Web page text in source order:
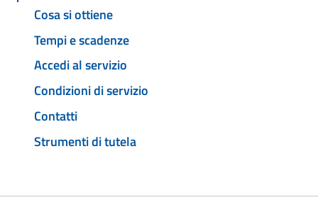
Cosa si ottiene
Tempi e scadenze
Accedi al servizio
Condizioni di servizio
Contatti
Strumenti di tutela